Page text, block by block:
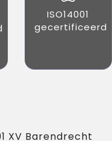
ISO14001
gecertificeerd
XV Barendrecht